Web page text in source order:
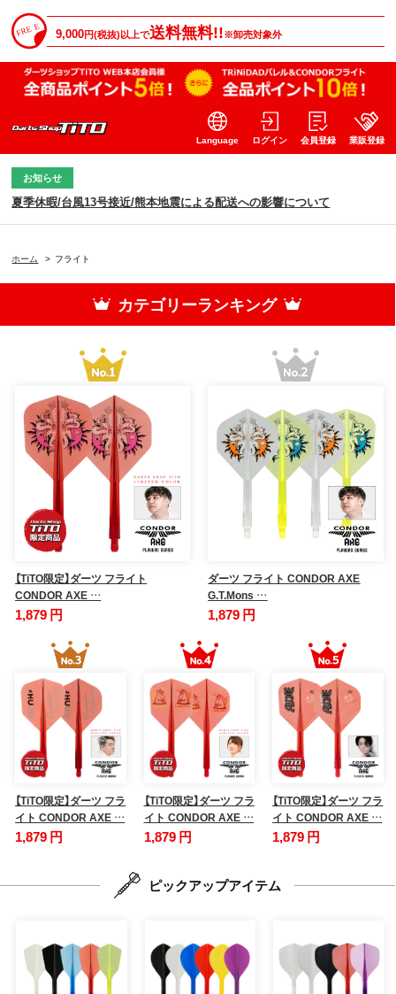
9,000円(税抜)以上で送料無料!!※卸売対象外
Language ログイン 会員登録 業販登録
お知らせ
夏季休暇/台風13号接近/熊本地震による配送への影響について
ホーム > フライト
カテゴリーランキング
【TiTO限定】ダーツ フライト
CONDOR AXE …
1,879 円
ダーツ フライト CONDOR AXE
G.T.Mons …
1,879 円
【TiTO限定】ダーツ フラ
イト CONDOR AXE …
1,879 円
【TiTO限定】ダーツ フラ
イト CONDOR AXE …
1,879 円
【TiTO限定】ダーツ フラ
イト CONDOR AXE …
1,879 円
ピックアップアイテム